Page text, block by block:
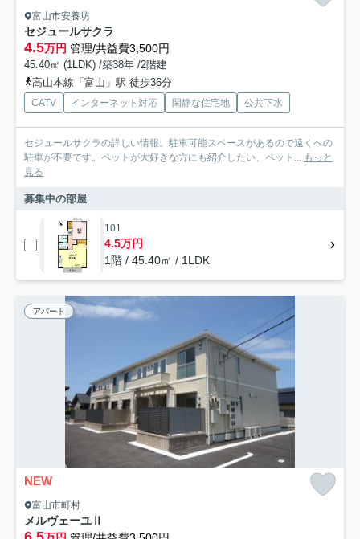
富山市安養坊
セジュールサクラ
4.5万円 管理/共益費3,500円
45.40㎡ (1LDK) /築38年 /2階建
高山本線「富山」駅 徒歩36分
CATV インターネット対応 閑静な住宅地 公共下水
セジュールサクラの詳しい情報。駐車可能スペースがあるので遠くへの
駐車が不要です。ペットが大好きな方にも紹介したい、ペット... もっと
見る
募集中の部屋
101
4.5万円
1階 / 45.40㎡ / 1LDK
アパート
NEW
富山市町村
メルヴェーユⅡ